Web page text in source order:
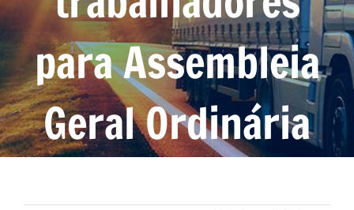
para Assembleia
Geral Ordinária